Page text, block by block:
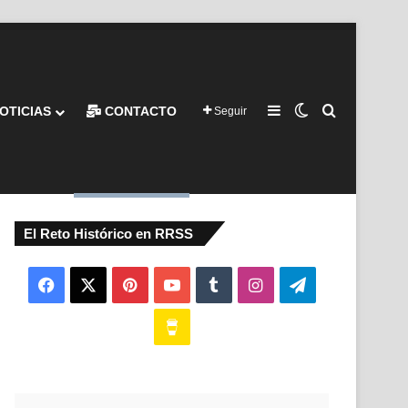
CONTACTO Seguir Barra lateral
Switch skin
El Reto Histórico en RRSS
Facebook PinterestYouTubeTumblrInstagramTelegram